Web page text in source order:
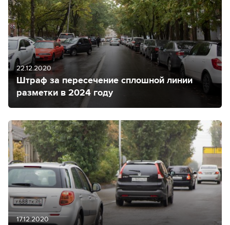
22.12.2020
Штраф за пересечение сплошной линии
разметки в 2024 году
17.12.2020